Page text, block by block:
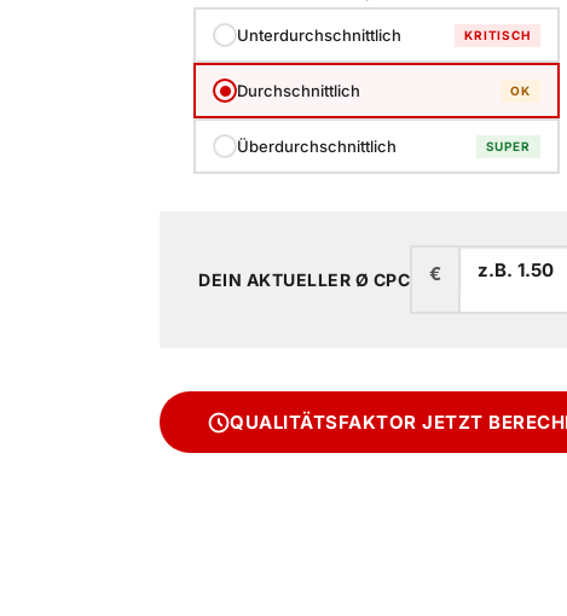
Unterdurchschnittlich KRITISCH
Durchschnittlich OK
Überdurchschnittlich SUPER
DEIN AKTUELLER Ø CPC €
QUALITÄTSFAKTOR JETZT